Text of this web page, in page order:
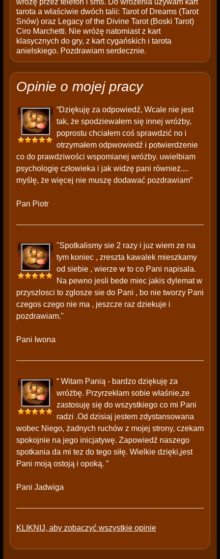
wróżę przez telefon i sms. Do wróżenia używam kart
tarota a właściwie dwóch talii: Tarot of Dreams (Tarot
Snów) oraz Legacy of the Divine Tarot (Boski Tarot)
Ciro Marchetti. Nie wróżę natomiast z kart
klasycznych do gry, z kart cygańskich i tarota
anielskiego. Pozdrawiam serdecznie.
Opinie o mojej pracy
“Dziękuję za odpowiedź, Wcale nie jest
tak, że spodziewałem się innej wróżby,
poprostu chciałem coś sprawdzić no i
otrzymałem odpwowiedź i potwierdzenie
co do prawdziwości wspomianej wróżby. uwielbiam
psychologię człowieka i jak widzę pani również....
myślę, że więcej nie muszę dodawać pozdrawiam”
Pan Piotr
"Spotkalismy sie 2 razy i juz wiem ze na
tym koniec , zreszta kawalek mieszkamy
od siebie , wierze w to co Pani napisala.
Na pewno jesli bede miec jakis dylemat w
przyszlosci to zglosze sie do Pani , bo nie tworzy Pani
czegos czego nie ma , jeszcze raz dziekuje i
pozdrawiam."
Pani Iwona
“ Witam Panią - bardzo dziękuję za
wróżbę. Przyrzekłam sobie właśnie,ze
zastosuję się do wszystkiego co mi Pani
radzi .Od dzisiaj jestem zdystansowana
wobec Niego, żadnych ruchów z mojej strony, czekam
spokojnie na jego inicjatywę. Zapowiedź naszego
spotkania da mi tez do tego siłę. Wielkie dzięki,jest
Pani moją ostoją i opoką. ”
Pani Jadwiga
KLIKNIJ, aby zobaczyć wszystkie opinie